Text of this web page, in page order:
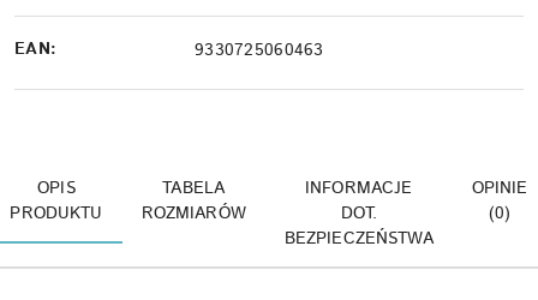
EAN: 9330725060463
OPIS
PRODUKTU
TABELA
ROZMIARÓW
INFORMACJE
DOT.
BEZPIECZEŃSTWA
OPINIE
(0)